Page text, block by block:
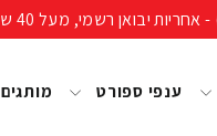
ענפי ספורט מותגים